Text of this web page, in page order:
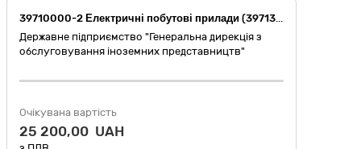
39710000-2 Електричні побутові прилади (39713100-4 Посудомийні машини)
Державне підприємство "Генеральна дирекція з
обслуговування іноземних представництв"
Очікувана вартість
25 200,00 UAH